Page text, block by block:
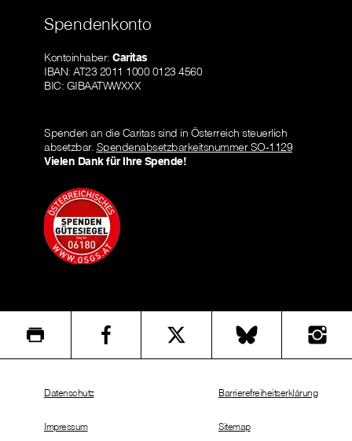
Spendenkonto
Kontoinhaber: Caritas
IBAN: AT23 2011 1000 0123 4560
BIC: GIBAATWWXXX
Spenden an die Caritas sind in Österreich steuerlich
absetzbar. Spendenabsetzbarkeitsnummer SO-1129
Vielen Dank für Ihre Spende!
Datenschutz
Impressum
Barrierefreiheitserklärung
Sitemap